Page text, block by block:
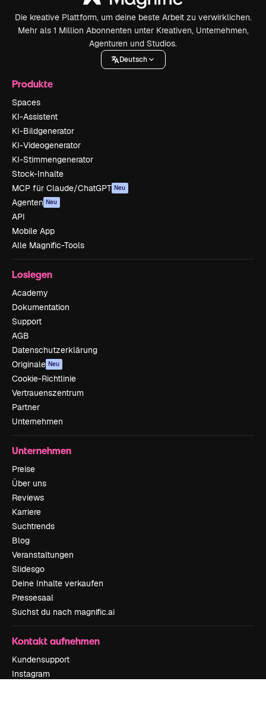
Die kreative Plattform, um deine beste Arbeit zu verwirklichen.
Mehr als 1 Million Abonnenten unter Kreativen, Unternehmen,
Agenturen und Studios.
Deutsch
Produkte
Spaces
KI-Assistent
KI-Bildgenerator
KI-Videogenerator
KI-Stimmengenerator
Stock-Inhalte
MCP für Claude/ChatGPT Neu
Agenten Neu
API
Mobile App
Alle Magnific-Tools
Loslegen
Academy
Dokumentation
Support
AGB
Datenschutzerklärung
Originale Neu
Cookie-Richtlinie
Vertrauenszentrum
Partner
Unternehmen
Unternehmen
Preise
Über uns
Reviews
Karriere
Suchtrends
Blog
Veranstaltungen
Slidesgo
Deine Inhalte verkaufen
Pressesaal
Suchst du nach magnific.ai
Kontakt aufnehmen
Kundensupport
Instagram